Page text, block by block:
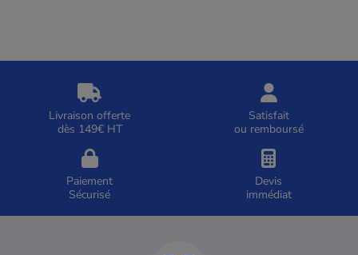
Livraison offerte
dès 149€ HT
Satisfait
ou remboursé
Paiement
Sécurisé
Devis
immédiat